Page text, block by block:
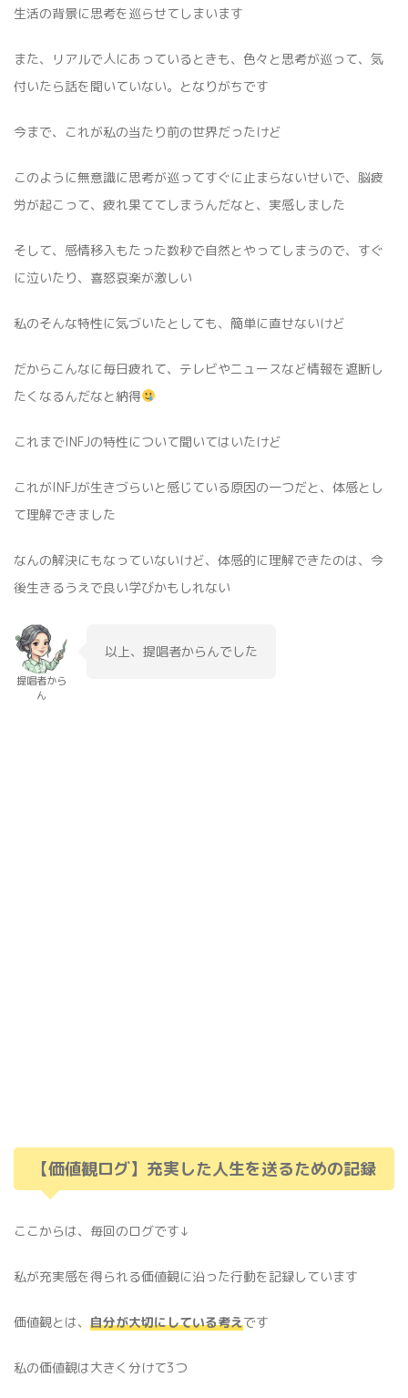
生活の背景に思考を巡らせてしまいます
また、リアルで人にあっているときも、色々と思考が巡って、気
付いたら話を聞いていない。となりがちです
今まで、これが私の当たり前の世界だったけど
このように無意識に思考が巡ってすぐに止まらないせいで、脳疲
労が起こって、疲れ果ててしまうんだなと、実感しました
そして、感情移入もたった数秒で自然とやってしまうので、すぐ
に泣いたり、喜怒哀楽が激しい
私のそんな特性に気づいたとしても、簡単に直せないけど
だからこんなに毎日疲れて、テレビやニュースなど情報を遮断し
たくなるんだなと納得
これまでINFJの特性について聞いてはいたけど
これがINFJが生きづらいと感じている原因の一つだと、体感とし
て理解できました
なんの解決にもなっていないけど、体感的に理解できたのは、今
後生きるうえで良い学びかもしれない
提唱者から
ん
以上、提唱者からんでした
【価値観ログ】充実した人生を送るための記録
ここからは、毎回のログです↓
私が充実感を得られる価値観に沿った行動を記録しています
価値観とは、 自分が大切にしている考えです
私の価値観は大きく分けて3つ